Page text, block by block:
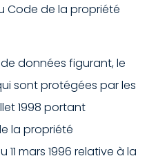
Code de la propriété
données figurant, le
sont protégées par les
1998 portant
la propriété
mars 1996 relative à la